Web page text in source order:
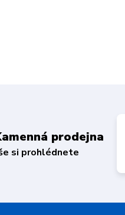
prodejna
si prohlédnete